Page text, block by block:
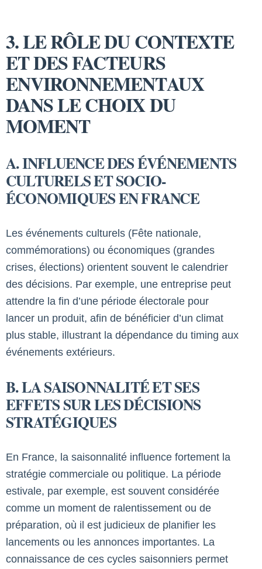
3. LE RÔLE DU CONTEXTE
ET DES FACTEURS
ENVIRONNEMENTAUX
DANS LE CHOIX DU
MOMENT
A. INFLUENCE DES ÉVÉNEMENTS
CULTURELS ET SOCIO-
ÉCONOMIQUES EN FRANCE
Les événements culturels (Fête nationale,
commémorations) ou économiques (grandes
crises, élections) orientent souvent le calendrier
des décisions. Par exemple, une entreprise peut
attendre la fin d’une période électorale pour
lancer un produit, afin de bénéficier d’un climat
plus stable, illustrant la dépendance du timing aux
événements extérieurs.
B. LA SAISONNALITÉ ET SES
EFFETS SUR LES DÉCISIONS
STRATÉGIQUES
En France, la saisonnalité influence fortement la
stratégie commerciale ou politique. La période
estivale, par exemple, est souvent considérée
comme un moment de ralentissement ou de
préparation, où il est judicieux de planifier les
lancements ou les annonces importantes. La
connaissance de ces cycles saisonniers permet